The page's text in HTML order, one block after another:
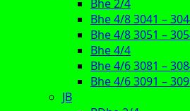
Bhe 2/4
Bhe 4/8 3041 –
Bhe 4/8 3051 –
Bhe 4/4
Bhe 4/6 3081 –
Bhe 4/6 3091 –
JB